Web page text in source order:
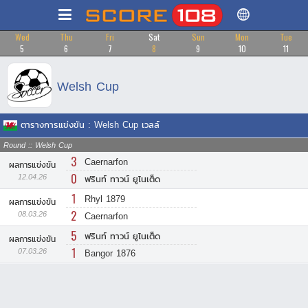
Wed
5
Thu
6
Fri
7
Sat
8
Sun
9
Mon
10
Tue
11
Welsh Cup
ตารางการแข่งขัน : Welsh Cup เวลล์
Round :: Welsh Cup
ผลการแข่งขัน
12.04.26
3 Caernarfon
0 ฟรินท์ ทาวน์ ยูไนเต็ด
ผลการแข่งขัน
08.03.26
1 Rhyl 1879
2 Caernarfon
ผลการแข่งขัน
07.03.26
5 ฟรินท์ ทาวน์ ยูไนเต็ด
1 Bangor 1876